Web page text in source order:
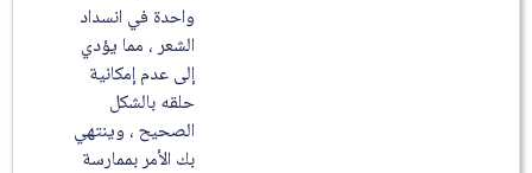
واحدة في انسداد
الشعر ، مما يؤدي
إلى عدم إمكانية
حلقه بالشكل
الصحيح ، وينتهي
بك الأمر بممارسة